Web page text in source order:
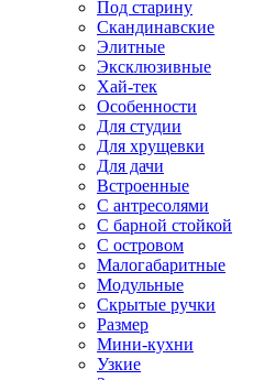
Под старину
Скандинавские
Элитные
Эксклюзивные
Хай-тек
Особенности
Для студии
Для хрущевки
Для дачи
Встроенные
С антресолями
С барной стойкой
С островом
Малогабаритные
Модульные
Скрытые ручки
Размер
Мини-кухни
Узкие